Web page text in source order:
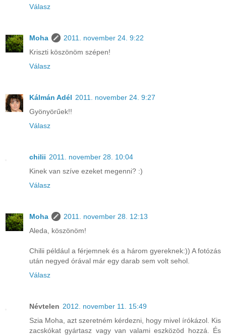
Válasz
Moha
2011. november 24. 9:22
Kriszti köszönöm szépen!
Válasz
Kálmán Adél 2011. november 24. 9:27
Gyönyörűek!!
Válasz
chilii 2011. november 28. 10:04
Kinek van szíve ezeket megenni? :)
Válasz
Moha
2011. november 28. 12:13
Aleda, köszönöm!
Chilii például a férjemnek és a három gyereknek:)) A fotózás
után negyed órával már egy darab sem volt sehol.
Válasz
Névtelen 2012. november 11. 15:49
Szia Moha, azt szeretném kérdezni, hogy mivel írókázol. Kis
zacskókat gyártasz vagy van valami eszközöd hozzá. És